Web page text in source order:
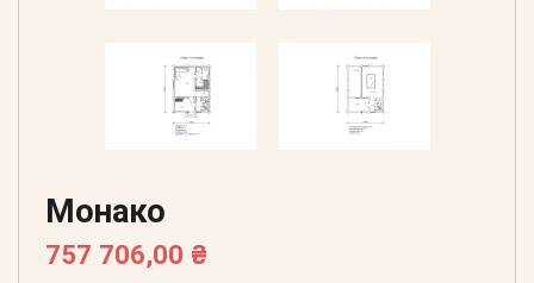
Монако
757 706,00 ₴